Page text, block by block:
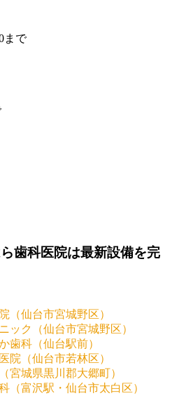
まで
歯科医院は最新設備を完
（仙台市宮城野区）
ック（仙台市宮城野区）
歯科（仙台駅前）
院（仙台市若林区）
宮城県黒川郡大郷町）
（富沢駅・仙台市太白区）